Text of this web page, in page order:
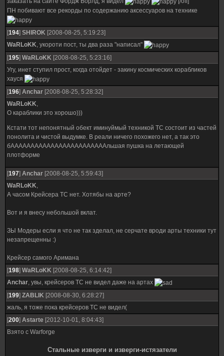
ПН побивают все рекорды по содержанию аксессуаров на технике
[194] SHIROK [2008-08-25, 5:19:23]
WaRLoKK, укороти пост, ты два раза "написал"
[195] WaRLoKK [2008-08-25, 5:23:16]
Угу, инет ступил прост, когда отойдет - закину космических корабликов
хауся
[196] Anchar [2008-08-25, 5:28:32]
WaRLoKK,
О караблики это хорошо)))
Кстати тот непонятный обект иминуймый техникой ТС состоит из частей
понолита и чистой выдумке. В реали ничего похожего нет, а так это
бААААААААААААААААААААААААльшая пушка на летающей
плотформе
[197] Anchar [2008-08-25, 5:59:43]
WaRLoKK,
А часом Крейсера ТС нет. Хотябы на арте?
Вот и я внесу небольшой вклат.
ЗЫ Модеры если я что не так зделал, не серчате вроди арты техники тут
незапрещенны :)
Крейсер самого Аримана
[198] WaRLoKK [2008-08-25, 6:14:42]
Anchar, увы, крейсеров ТС не видел даже на артах
[199] ZABLIK [2008-08-30, 6:28:27]
жаль, я тоже пока крейсеров ТС не видел(
[200] Astarte [2012-10-01, 8:04:43]
Взято с Warforge
Стальные изверги и изверги-истязатели